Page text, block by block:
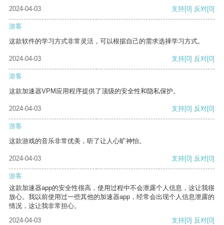
2024-04-03
支持[0] 反对[0]
游客
这款软件的学习方式非常灵活，可以根据自己的需求选择学习方式。
2024-04-03 支持[0] 反对[0]
游客
这款加速器VPM应用程序提供了顶级的安全性和隐私保护。
2024-04-03 支持[0] 反对[0]
游客
这款游戏的音乐非常优美，听了让人心旷神怡。
2024-04-03 支持[0] 反对[0]
游客
这款加速器app的安全性很高，使用过程中不会泄露个人信息，这让我很
放心。我以前使用过一些其他的加速器app，经常会出现个人信息泄露的
情况，这让我非常担心。
2024-04-03
支持[0] 反对[0]